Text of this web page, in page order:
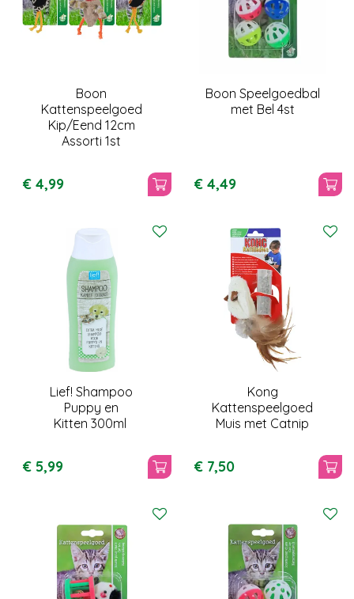
Boon
Kattenspeelgoed
Kip/Eend 12cm
Assorti 1st
€ 4,99
Boon Speelgoedbal
met Bel 4st
€ 4,49
Lief! Shampoo
Puppy en
Kitten 300ml
€ 5,99
Kong
Kattenspeelgoed
Muis met Catnip
€ 7,50